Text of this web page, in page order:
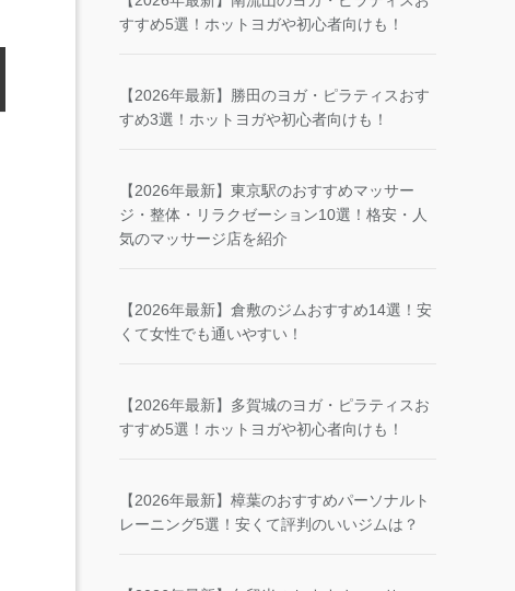
すすめ5選！ホットヨガや初心者向けも！
【2026年最新】勝田のヨガ・ピラティスおす
すめ3選！ホットヨガや初心者向けも！
【2026年最新】東京駅のおすすめマッサー
ジ・整体・リラクゼーション10選！格安・人
気のマッサージ店を紹介
【2026年最新】倉敷のジムおすすめ14選！安
くて女性でも通いやすい！
【2026年最新】多賀城のヨガ・ピラティスお
すすめ5選！ホットヨガや初心者向けも！
【2026年最新】樟葉のおすすめパーソナルト
レーニング5選！安くて評判のいいジムは？